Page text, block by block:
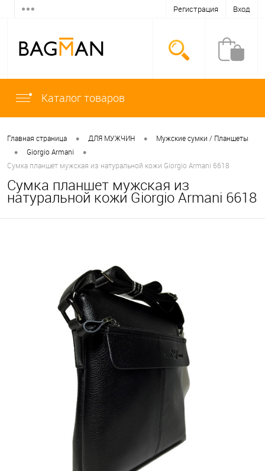
Регистрация Вход
Каталог товаров
Главная страница • ДЛЯ МУЖЧИН • Мужские сумки / Планшеты
• Giorgio Armani •
Сумка планшет мужская из натуральной кожи Giorgio Armani 6618
Сумка планшет мужская из
натуральной кожи Giorgio Armani 6618